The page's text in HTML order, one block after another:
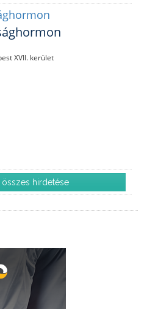
XVII. kerület
összes hirdetése